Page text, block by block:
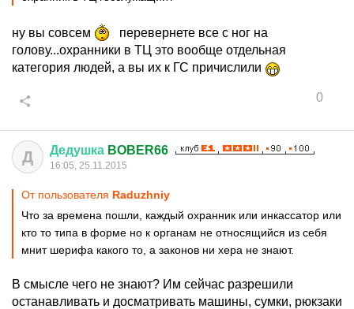
ну вы совсем
перевернете все с ног на
голову...охранники в ТЦ это вообще отдельная
категория людей, а вы их к ГС причислили
0
Д Дедушка BOBER66
16:05, 25.11.2015
От пользователя Raduzhniy
Что за времена пошли, каждый охранник или инкассатор или
кто то типа в форме но к органам не относящийся из себя
мнит шерифа какого то, а законов ни хера не знают.
В смысле чего не знают? Им сейчас разрешили
останавливать и досматривать машины, сумки, рюкзаки